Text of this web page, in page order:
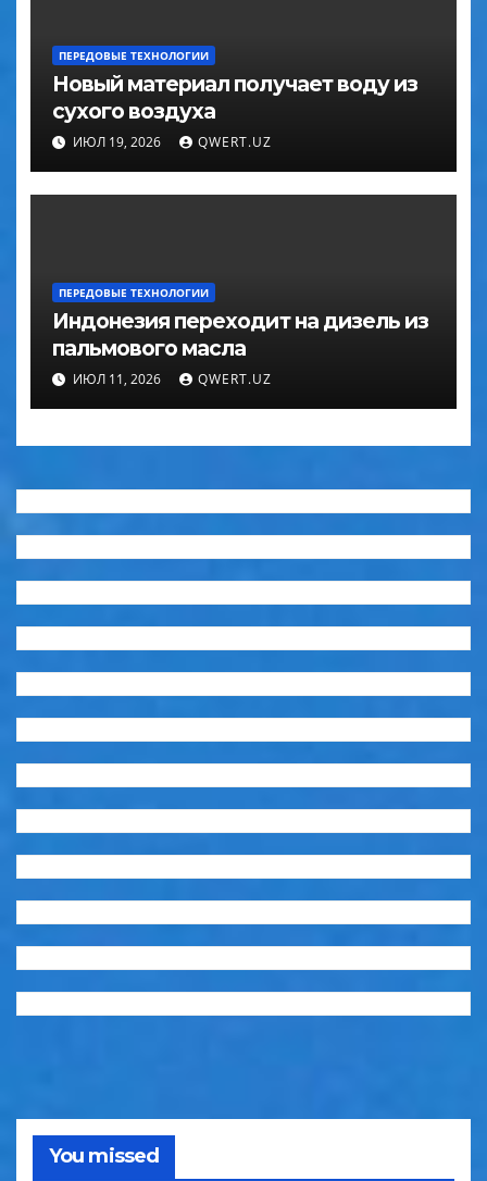
ПЕРЕДОВЫЕ ТЕХНОЛОГИИ
Новый материал получает воду из
сухого воздуха
ИЮЛ 19, 2026 QWERT.UZ
ПЕРЕДОВЫЕ ТЕХНОЛОГИИ
Индонезия переходит на дизель из
пальмового масла
ИЮЛ 11, 2026 QWERT.UZ
You missed